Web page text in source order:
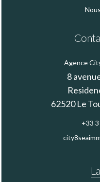
Agence
8
62520Le
+33